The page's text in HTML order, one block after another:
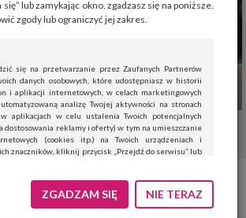
się” lub zamykając okno, zgadzasz się na poniższe.
zgody lub ograniczyć jej zakres.
się na przetwarzanie przez Zaufanych Partnerów
danych osobowych, które udostępniasz w historii
i aplikacji internetowych, w celach marketingowych
analizę Twojej aktywności na stronach
aplikacjach w celu ustalenia Twoich potencjalnych
dostosowania reklamy i oferty) w tym na umieszczanie
(cookies itp.) na Twoich urządzeniach i
znaczników, kliknij przycisk „Przejdź do serwisu” lub
zgody, kliknij „Nie teraz”.
jest dobrowolne. Możesz edytować zakres zgody, w tym
ZGADZAM SIĘ NIE TERAZ